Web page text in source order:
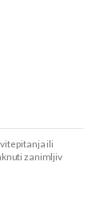
pitanja ili
zanimljiv